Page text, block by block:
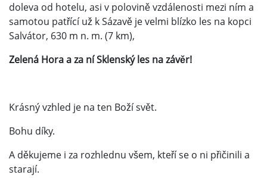
doleva od hotelu, asi v polovině vzdálenosti mezi ním a
samotou patřící už k Sázavě je velmi blízko les na kopci
Salvátor, 630 m n. m. (7 km),
Zelená Hora a za ní Sklenský les na závěr!
Krásný vzhled je na ten Boží svět.
Bohu díky.
A děkujeme i za rozhlednu všem, kteří se o ni přičinili a
starají.